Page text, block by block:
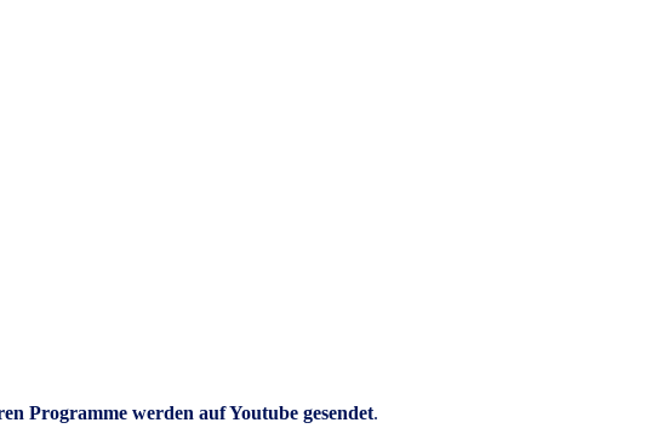
Programme werden auf Youtube gesendet.